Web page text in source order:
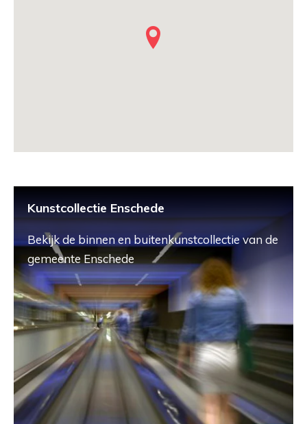
Kunstcollectie Enschede
Bekijk de binnen en buitenkunstcollectie van de
gemeente Enschede